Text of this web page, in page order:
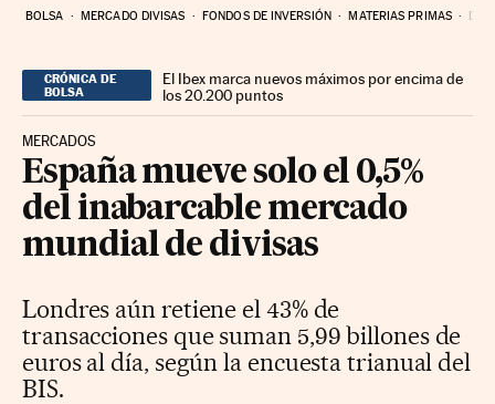
BOLSA MERCADO DIVISAS FONDOS DE INVERSIÓN MATERIAS PRIMAS
CRÓNICA DE
BOLSA
El Ibex marca nuevos máximos por encima de
los 20.200 puntos
MERCADOS
España mueve solo el 0,5%
del inabarcable mercado
mundial de divisas
Londres aún retiene el 43% de
transacciones que suman 5,99 billones de
euros al día, según la encuesta trianual del
BIS.